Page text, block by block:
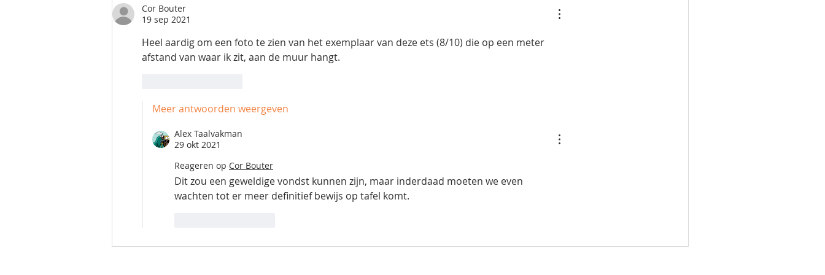
Cor Bouter
19 sep 2021
Heel aardig om een foto te zien van het exemplaar van deze ets (8/10) die op een meter
afstand van waar ik zit, aan de muur hangt.
Meer antwoorden weergeven
Alex Taalvakman
29 okt 2021
Reageren op Cor Bouter
Dit zou een geweldige vondst kunnen zijn, maar inderdaad moeten we even
wachten tot er meer definitief bewijs op tafel komt.